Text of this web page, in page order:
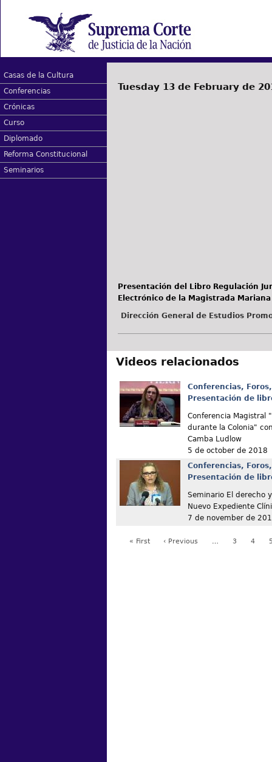
Casas de la Cultura
Conferencias
Crónicas
Curso
Diplomado
Reforma Constitucional
Seminarios
Tuesday 13 de February de
Presentación del Libro Regulación
Electrónico de la Magistrada
Dirección General de Estudios
Videos relacionados
Conferencias,
Presentación de
Conferencia Magistral
durante la Colonia"
Camba Ludlow
5 de october de 2018
Conferencias,
Presentación de
Seminario El derecho
Nuevo Expediente
7 de november de
« First ‹ Previous … 3 4